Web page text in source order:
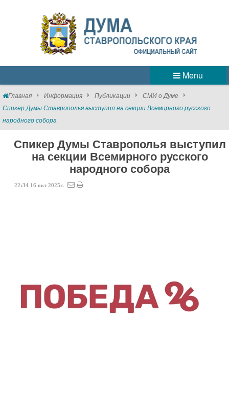
Menu
Главная Информация Публикации
СМИ о Думе
Спикер Думы Ставрополья выступил на секции Всемирного русского
народного собора
Спикер Думы Ставрополья выступил
на секции Всемирного русского
народного собора
22:34 16 окт 2025г.